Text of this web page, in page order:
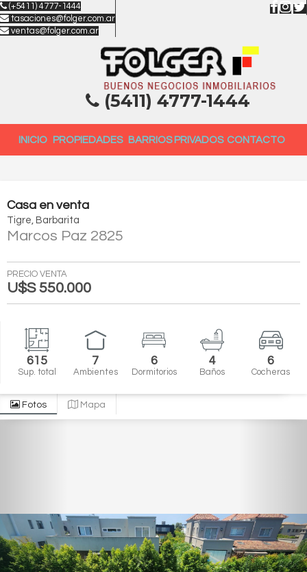
(+5411) 4777-1444
tasaciones@folger.com.ar
ventas@folger.com.ar
(5411) 4777-1444
INICIO PROPIEDADES BARRIOS PRIVADOS CONTACTO
Casa en venta
Tigre Barbarita
Marcos Paz 2825
PRECIO VENTA
U$S 550.000
615
Sup. total
7
Ambientes
6
Dormitorios
4
Baños
6
Cocheras
Fotos Mapa